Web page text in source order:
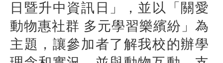
日暨升中資訊日」，並以「關愛
動物惠社群 多元學習樂繽紛」為
主題，讓參加者了解我校的辦學